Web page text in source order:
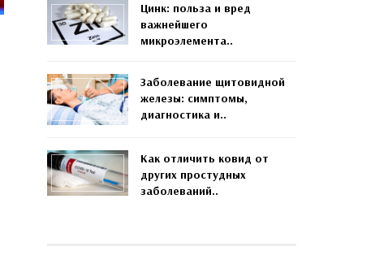
Цинк: польза и вред
важнейшего
микроэлемента..
Заболевание щитовидной
железы: симптомы,
диагностика и..
Как отличить ковид от
других простудных
заболеваний..